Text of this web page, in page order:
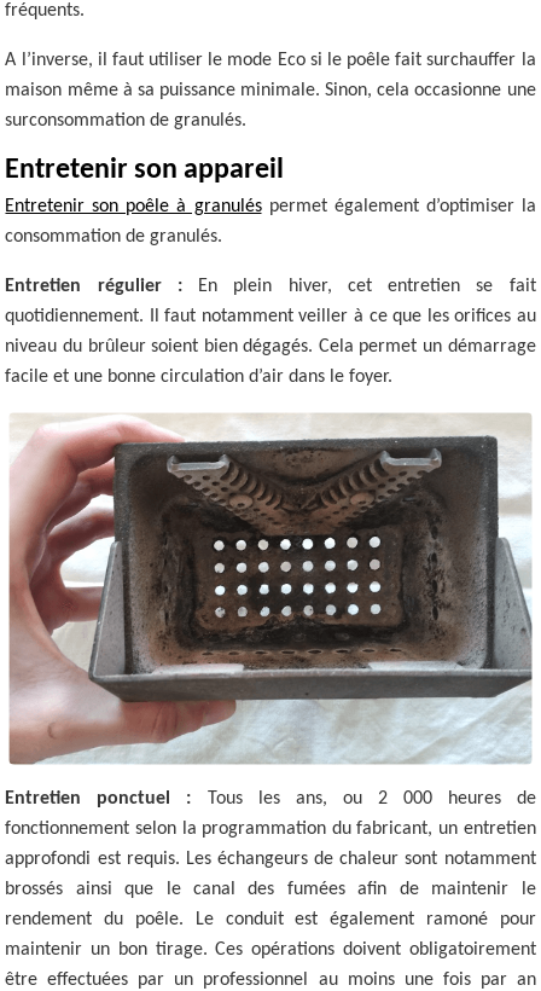
fréquents.
A l’inverse, il faut utiliser le mode Eco si le poêle fait surchauffer la
maison même à sa puissance minimale. Sinon, cela occasionne une
surconsommation de granulés.
Entretenir son appareil
Entretenir son poêle à granuléspermet également d’optimiser la
consommation de granulés.
Entretien régulier :En plein hiver, cet entretien se fait
quotidiennement. Il faut notamment veiller à ce que les orifices au
niveau du brûleur soient bien dégagés. Cela permet un démarrage
facile et une bonne circulation d’air dans le foyer.
Entretien ponctuel : Tous les ans, ou 2 000 heures de
fonctionnement selon la programmation du fabricant, un entretien
approfondi est requis. Les échangeurs de chaleur sont notamment
brossés ainsi que le canal des fumées afin de maintenir le
rendement du poêle. Le conduit est également ramoné pour
maintenir un bon tirage. Ces opérations doivent obligatoirement
être effectuées par un professionnel au moins une fois par an